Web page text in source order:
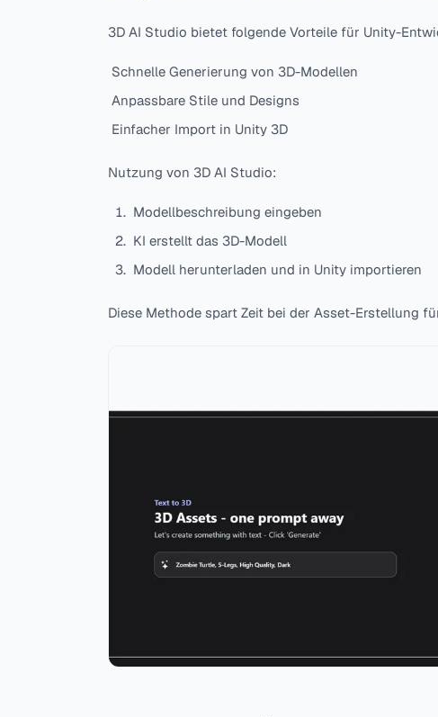
3D AI Studio bietet folgende Vorteile für Unity-
Schnelle Generierung von 3D-Modellen
Anpassbare Stile und Designs
Einfacher Import in Unity 3D
Nutzung von 3D AI Studio:
Modellbeschreibung eingeben
KI erstellt das 3D-Modell
Modell herunterladen und in Unity importieren
Diese Methode spart Zeit bei der Asset-Erstellung